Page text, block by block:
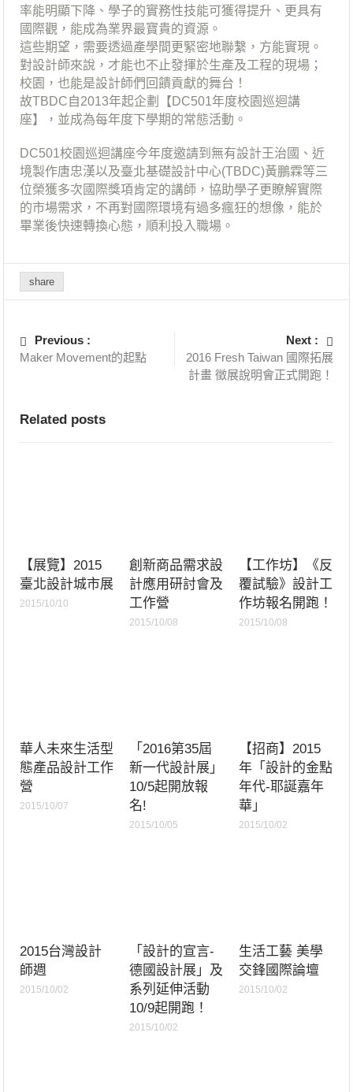
率能明顯下降、學子的實務性技能可獲得提升、更具有
國際觀，能成為業界最寶貴的資源。
這些期望，需要透過產學間更緊密地聯繫，方能實現。
對設計師來說，才能也不止發揮於生產及工程的現場；
校園，也能是設計師們回饋貢獻的舞台！
故TBDC自2013年起企劃【DC501年度校園巡迴講
座】，並成為每年度下學期的常態活動。
DC501校園巡迴講座今年度邀請到無有設計王治國、近
境製作唐忠漢以及臺北基礎設計中心(TBDC)黃鵬霖等三
位榮獲多次國際獎項肯定的講師，協助學子更瞭解實際
的市場需求，不再對國際環境有過多瘋狂的想像，能於
畢業後快速轉換心態，順利投入職場。
share
Previous :
Maker Movement的起點
Next :
2016 Fresh Taiwan 國際拓展
計畫 徵展說明會正式開跑！
Related posts
【展覽】2015
臺北設計城市展
2015/10/10
創新商品需求設
計應用研討會及
工作營
2015/10/08
【工作坊】《反
覆試驗》設計工
作坊報名開跑！
2015/10/08
華人未來生活型
態產品設計工作
營
2015/10/07
「2016第35屆
新一代設計展」
10/5起開放報
名!
2015/10/05
【招商】2015
年「設計的金點
年代-耶誕嘉年
華」
2015/10/02
2015台灣設計
師週
2015/10/02
「設計的宣言-
德國設計展」及
系列延伸活動
10/9起開跑！
2015/10/02
生活工藝 美學
交鋒國際論壇
2015/10/02